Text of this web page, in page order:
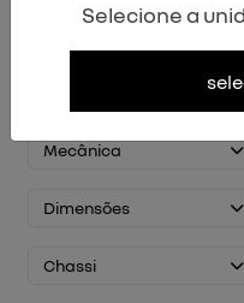
Mecânica
Dimensões
Chassi
Selecione a